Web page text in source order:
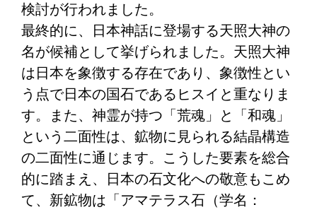
検討が行われました。
最終的に、日本神話に登場する天照大神の
名が候補として挙げられました。天照大神
は日本を象徴する存在であり、象徴性とい
う点で日本の国石であるヒスイと重なりま
す。また、神霊が持つ「荒魂」と「和魂」
という二面性は、鉱物に見られる結晶構造
の二面性に通じます。こうした要素を総合
的に踏まえ、日本の石文化への敬意もこめ
て、新鉱物は「アマテラス石（学名：